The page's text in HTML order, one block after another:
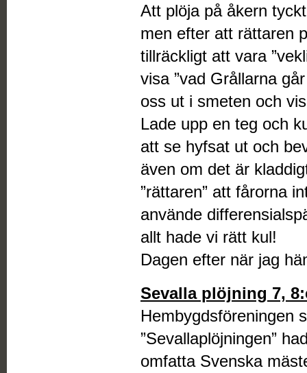
Att plöja på åkern
men efter att rättaren
tillräckligt att vara
visa ”vad Grållarna
oss ut i smeten och
Lade upp en teg och
att se hyfsat ut och
även om det är
”rättaren” att fårorna
använde
allt hade vi rätt kul!
Dagen efter när jag
Sevalla plöjning 7,
Hembygdsföreningen
”Sevallaplöjningen”
omfatta Svenska